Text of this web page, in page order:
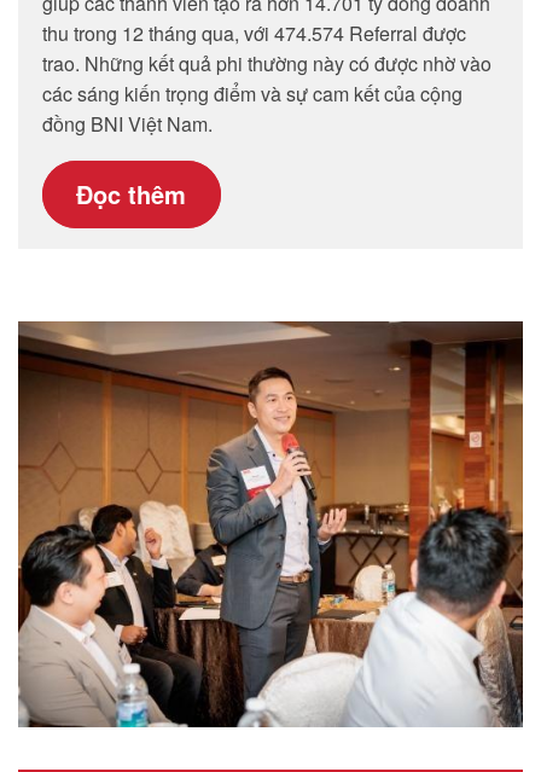
thu trong 12 tháng qua, với 474.574 Referral được
trao. Những kết quả phi thường này có được nhờ vào
các sáng kiến trọng điểm và sự cam kết của cộng
đồng BNI Việt Nam.
Đọc thêm